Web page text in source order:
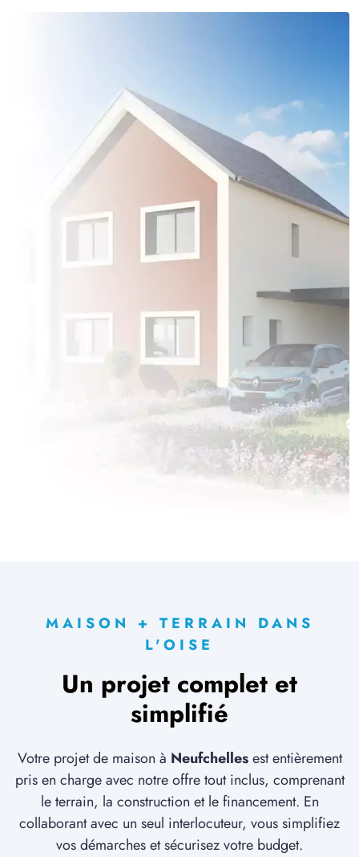
MAISON + TERRAIN DANS
L'OISE
Un projet complet et
simplifié
Votre projet de maison à Neufchellesest entièrement
pris en charge avec notre offre tout inclus, comprenant
le terrain, la construction et le financement. En
collaborant avec un seul interlocuteur, vous simplifiez
vos démarches et sécurisez votre budget.